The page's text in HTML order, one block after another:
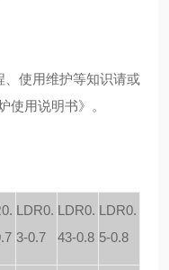
使用维护等知识请或
使用说明书》。
LDR0.
3-0.7
LDR0.
43-0.8
LDR0.
5-0.8